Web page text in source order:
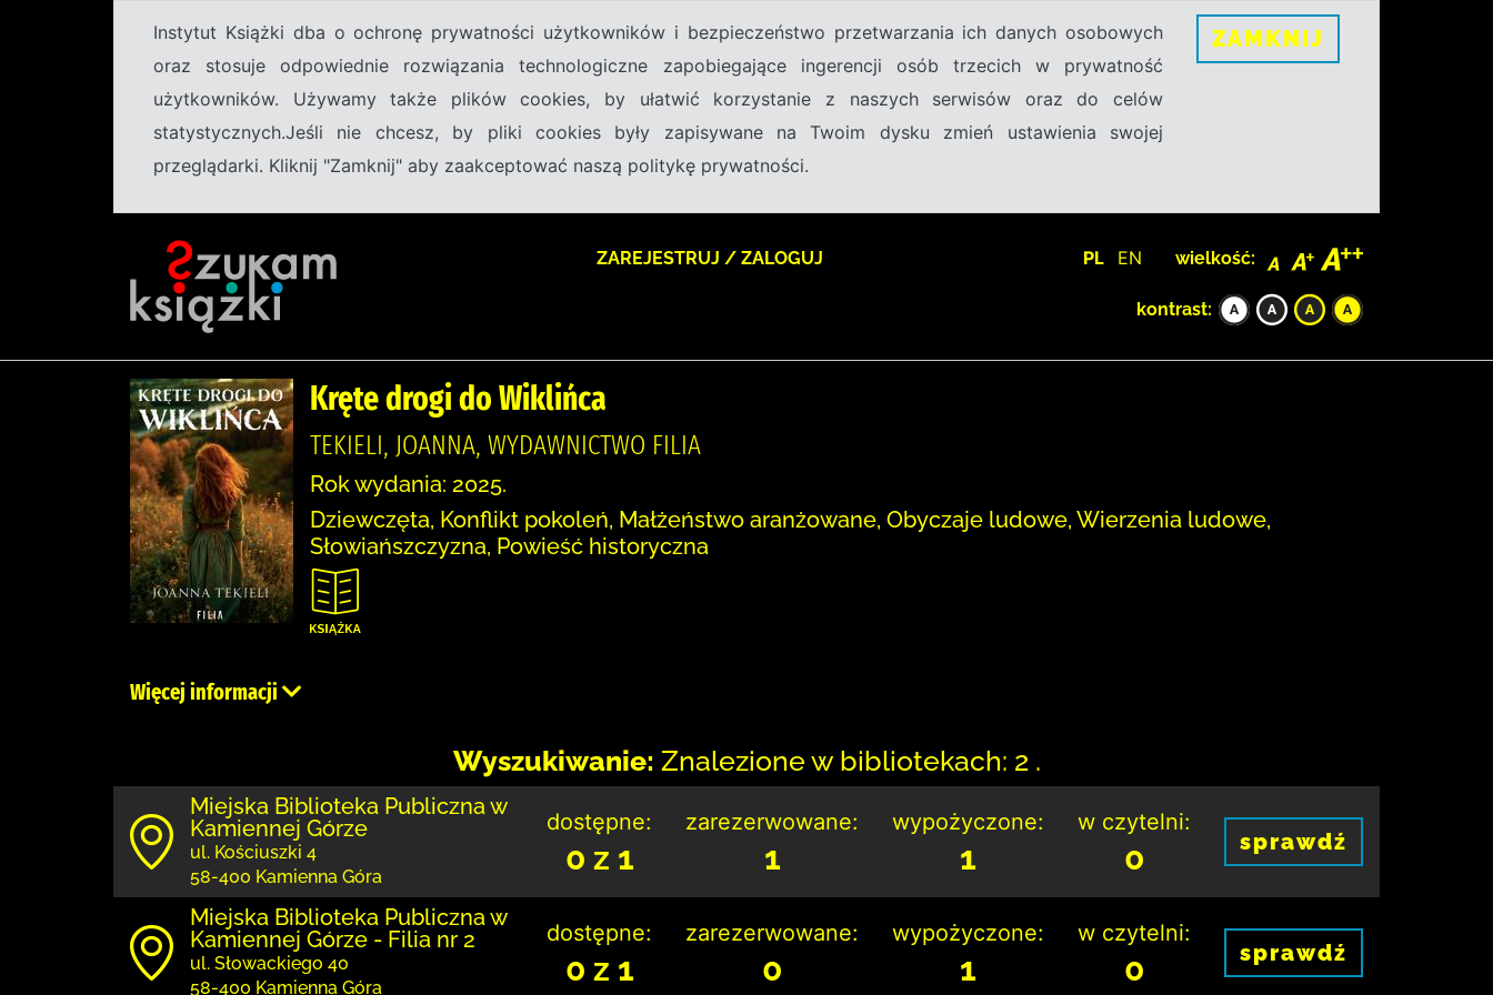
Instytut Książki dba o ochronę prywatności użytkowników i bezpieczeństwo przetwarzania ich danych osobowych
oraz stosuje odpowiednie rozwiązania technologiczne zapobiegające ingerencji osób trzecich w prywatność
użytkowników. Używamy także plików cookies, by ułatwić korzystanie z naszych serwisów oraz do celów
statystycznych.Jeśli nie chcesz, by pliki cookies były zapisywane na Twoim dysku zmień ustawienia swojej
przeglądarki. Kliknij "Zamknij" aby zaakceptować naszą politykę prywatności.
ZAMKNIJ
ZAREJESTRUJ / ZALOGUJ PL EN wielkość:
kontrast:
Kręte drogi do Wiklińca
TEKIELI, JOANNA, WYDAWNICTWO FILIA
Rok wydania: 2025.
Dziewczęta, Konflikt pokoleń, Małżeństwo aranżowane, Obyczaje ludowe, Wierzenia ludowe,
Słowiańszczyzna, Powieść historyczna
Więcej informacji
Wyszukiwanie: Znalezione w bibliotekach: 2 .
Miejska Biblioteka Publiczna w
Kamiennej Górze
ul. Kościuszki 4
58-400 Kamienna Góra
dostępne:
0 z 1
zarezerwowane:
1
wypożyczone:
1
w czytelni:
0 sprawdź
Miejska Biblioteka Publiczna w
Kamiennej Górze - Filia nr 2
ul. Słowackiego 40
58-400 Kamienna Góra
dostępne:
0 z 1
zarezerwowane:
0
wypożyczone:
1
w czytelni:
0 sprawdź